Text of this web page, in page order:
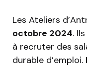
Les Ateliers
octobre 2024.
à recruter des
durable d’emploi.